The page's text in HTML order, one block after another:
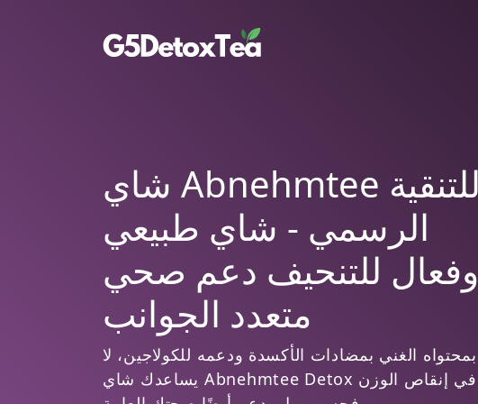
شاي Abnehmtee للتنقية
الرسمي - شاي طبيعي
وفعال للتنحيف دعم صحي
متعدد الجوانب
بمحتواه الغني بمضادات الأكسدة ودعمه للكولاجين، لا
يساعدك شاي Abnehmtee Detox في إنقاص الوزن